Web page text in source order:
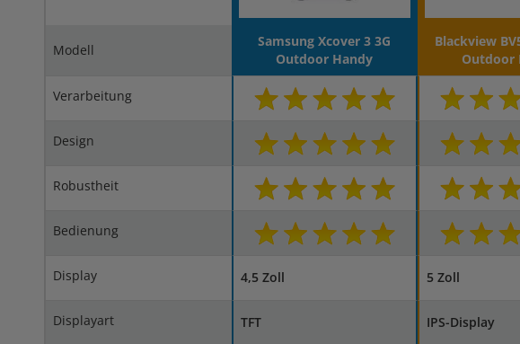
Modell
Samsung Xcover 3 3G
Outdoor Handy
Blackview
Outdoor
Verarbeitung
Design
Robustheit
Bedienung
Display 4,5 Zoll 5 Zoll
Displayart TFT IPS-Display